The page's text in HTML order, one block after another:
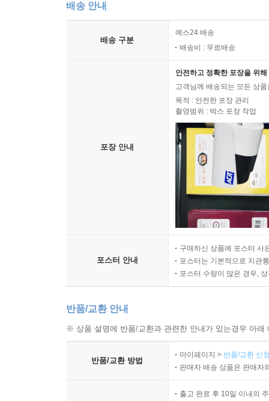
배송 안내
배송 구분
예스24 배송
배송비 : 무료배송
포장 안내
안전하고 정확한 포장을 위
고객님께 배송되는 모든 상
목적 : 안전한 포장 관리
촬영범위 : 박스 포장 작업
포스터 안내
구매하신 상품에 포스터 사
포스터는 기본적으로 지관
포스터 수량이 많은 경우,
반품/교환 안내
※ 상품 설명에 반품/교환과 관련한 안내가 있는경우 아
반품/교환 방법
마이페이지 > 반품/교환 신
판매자 배송 상품은 판매자
출고 완료 후 10일 이내의